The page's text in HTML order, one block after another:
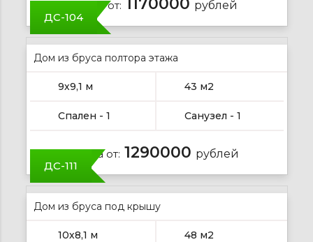
Цена от: 1170000 рублей
ДС-104
Дом из бруса полтора этажа
9х9,1 м 43 м2
Спален - 1 Санузел - 1
Цена от: 1290000 рублей
ДС-111
Дом из бруса под крышу
10х8,1 м 48 м2